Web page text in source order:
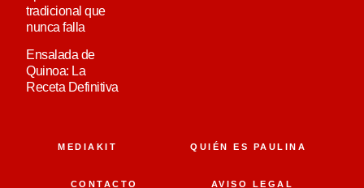
tradicional que
nunca falla
Ensalada de
Quinoa: La
Receta Definitiva
MEDIAKIT QUIÉN ES PAULINA
CONTACTO AVISO LEGAL